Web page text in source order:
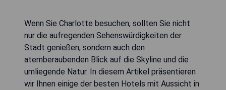
Wenn Sie Charlotte besuchen, sollten Sie nicht
nur die aufregenden Sehenswürdigkeiten der
Stadt genießen, sondern auch den
atemberaubenden Blick auf die Skyline und die
umliegende Natur. In diesem Artikel präsentieren
wir Ihnen einige der besten Hotels mit Aussicht in